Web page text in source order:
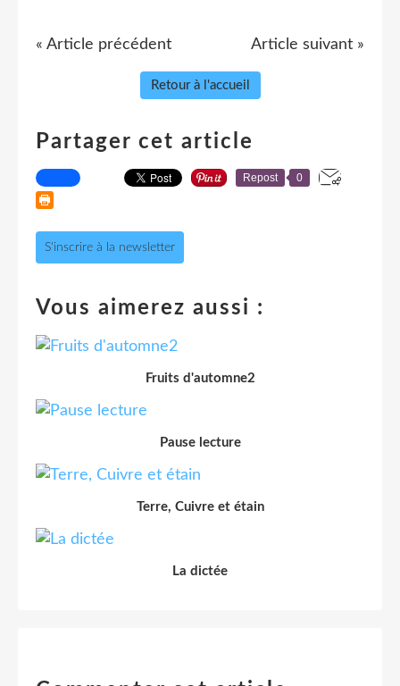
« Article précédent Article suivant »
Retour à l'accueil
Partager cet article
Repost 0
S'inscrire à la newsletter
Vous aimerez aussi :
Fruits d'automne2
Pause lecture
Terre, Cuivre et étain
La dictée